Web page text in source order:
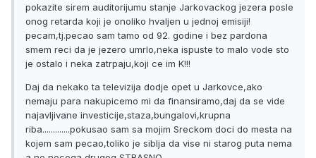
pokazite sirem auditorijumu stanje Jarkovackog jezera posle
onog retarda koji je onoliko hvaljen u jednoj emisiji!
pecam,tj.pecao sam tamo od 92. godine i bez pardona
smem reci da je jezero umrlo,neka ispuste to malo vode sto
je ostalo i neka zatrpaju,koji ce im K!!!
Daj da nekako ta televizija dodje opet u Jarkovce,ako
nemaju para nakupicemo mi da finansiramo,daj da se vide
najavljivane investicije,staza,bungalovi,krupna
riba.............pokusao sam sa mojim Sreckom doci do mesta na
kojem sam pecao,toliko je siblja da vise ni starog puta nema